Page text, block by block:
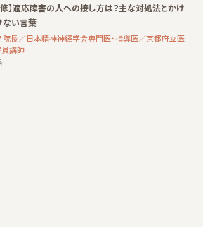
修】適応障害の人への接し方は？主な対処法とかけ
ない言葉
院長／日本精神神経学会専門医・指導医／京都府立医
講師